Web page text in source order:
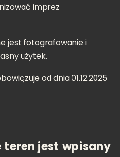
imprez
jest fotografowanie i
użytek.
od dnia 01.12.2025
teren jest wpisany